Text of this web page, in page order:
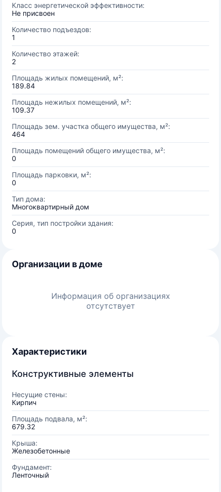
Класс энергетической эффективности:
Не присвоен
Количество подъездов:
1
Количество этажей:
2
Площадь жилых помещений, м²:
189.84
Площадь нежилых помещений, м²:
109.37
Площадь зем. участка общего имущества, м²:
464
Площадь помещений общего имущества, м²:
0
Площадь парковки, м²:
0
Тип дома:
Многоквартирный дом
Серия, тип постройки здания:
0
Организации в доме
Информация об организациях
отсутствует
Характеристики
Конструктивные элементы
Несущие стены:
Кирпич
Площадь подвала, м²:
679.32
Крыша:
Железобетонные
Фундамент:
Ленточный